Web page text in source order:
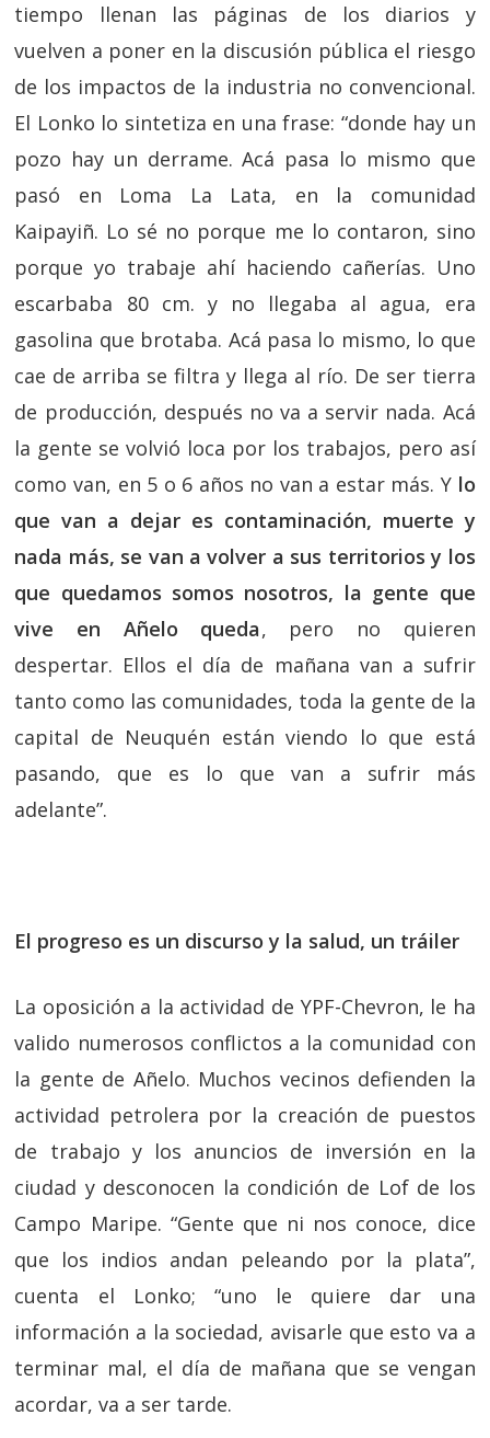
tiempo llenan las páginas de los diarios y
vuelven a poner en la discusión pública el riesgo
de los impactos de la industria no convencional.
El Lonko lo sintetiza en una frase: “donde hay un
pozo hay un derrame. Acá pasa lo mismo que
pasó en Loma La Lata, en la comunidad
Kaipayiñ. Lo sé no porque me lo contaron, sino
porque yo trabaje ahí haciendo cañerías. Uno
escarbaba 80 cm. y no llegaba al agua, era
gasolina que brotaba. Acá pasa lo mismo, lo que
cae de arriba se filtra y llega al río. De ser tierra
de producción, después no va a servir nada. Acá
la gente se volvió loca por los trabajos, pero así
como van, en 5 o 6 años no van a estar más. Y lo
que van a dejar es contaminación, muerte y
nada más, se van a volver a sus territorios y los
que quedamos somos nosotros, la gente que
vive en Añelo queda, pero no quieren
despertar. Ellos el día de mañana van a sufrir
tanto como las comunidades, toda la gente de la
capital de Neuquén están viendo lo que está
pasando, que es lo que van a sufrir más
adelante”.
El progreso es un discurso y la salud, un tráiler
La oposición a la actividad de YPF-Chevron, le ha
valido numerosos conflictos a la comunidad con
la gente de Añelo. Muchos vecinos defienden la
actividad petrolera por la creación de puestos
de trabajo y los anuncios de inversión en la
ciudad y desconocen la condición de Lof de los
Campo Maripe. “Gente que ni nos conoce, dice
que los indios andan peleando por la plata”,
cuenta el Lonko; “uno le quiere dar una
información a la sociedad, avisarle que esto va a
terminar mal, el día de mañana que se vengan
acordar, va a ser tarde.